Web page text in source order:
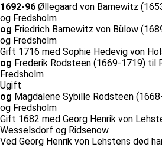
1692-96 Øllegaard von Barnewitz
og Fredsholm
og Friedrich Barnewitz von Bülow
og Fredsholm
Gift 1716 med Sophie Hedevig von
og Frederik Rodsteen (1669-1719) til
Fredsholm
Ugift
og Magdalene Sybille Rodsteen
og Fredsholm
Gift 1682 med Georg Henrik von
Wesselsdorf og Ridsenow
Ved Georg Henrik von Lehstens død